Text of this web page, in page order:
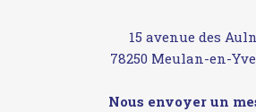
15 avenue des
78250 Meulan-en-
Nous envoyer un